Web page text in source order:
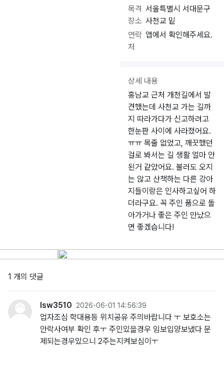
목격
장소
서울특별시 서대문구
사천교 밑
연락
처
앱에서 확인해주세요.
상세 내용
홍남교 근처 개천길에서 발
견했는데 사천교 가는 길까
지 따라가다가 신고하려고
한눈판 사이에 사라졌어요.
ㅠㅠ 목줄 없었고, 깨끗했던
걸로 봐서는 길 생활 얼마 안
된거 같았어요. 불러도 오지
는 않고 산책하는 다른 강아
지들이랑은 인사하고싶어 하
더라구요. 꼭 주인 품으로 돌
아가거나 좋은 주인 만났으
면 좋겠습니다!
1 개의 댓글
lsw3510 2026-06-01 14:56:39
업자조심 학대용등 위치공유 주의바랍니다 ㅜ 보호소는
안락사여부 확인 후ㅜ 주인있을경우 임보입양보냈다 문
제되는경우있으니 2주는지켜보심이ㅜ